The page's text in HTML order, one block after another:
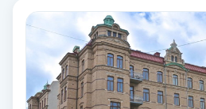
Medial vägledning
Medicinsk massage
Meditation